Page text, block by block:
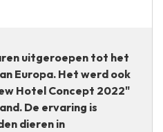
uitgeroepen tot het
Europa. Het werd ook
Hotel Concept 2022"
De ervaring is
dieren in